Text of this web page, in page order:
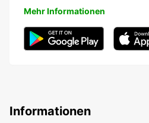
Mehr Informationen
Informationen